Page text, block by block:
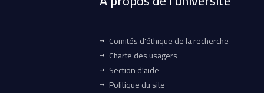
Comités d'éthique de la recherche
Charte des usagers
Section d'aide
Politique du site